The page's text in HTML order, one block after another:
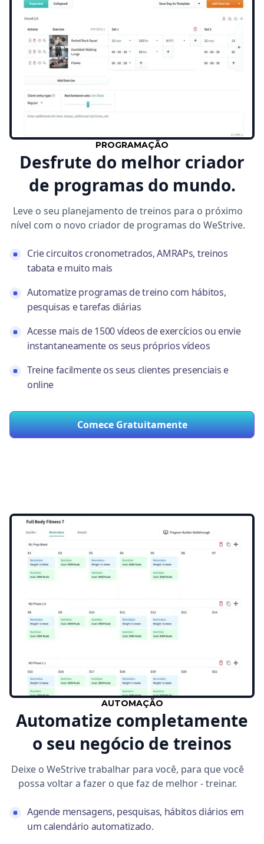
PROGRAMAÇÃO
Desfrute do melhor criador
de programas do mundo.
Leve o seu planejamento de treinos para o próximo
nível com o novo criador de programas do WeStrive.
Crie circuitos cronometrados, AMRAPs, treinos
tabata e muito mais
Automatize programas de treino com hábitos,
pesquisas e tarefas diárias
Acesse mais de 1500 vídeos de exercícios ou envie
instantaneamente os seus próprios vídeos
Treine facilmente os seus clientes presenciais e
online
Comece Gratuitamente
AUTOMAÇÃO
Automatize completamente
o seu negócio de treinos
Deixe o WeStrive trabalhar para você, para que você
possa voltar a fazer o que faz de melhor - treinar.
Agende mensagens, pesquisas, hábitos diários em
um calendário automatizado.